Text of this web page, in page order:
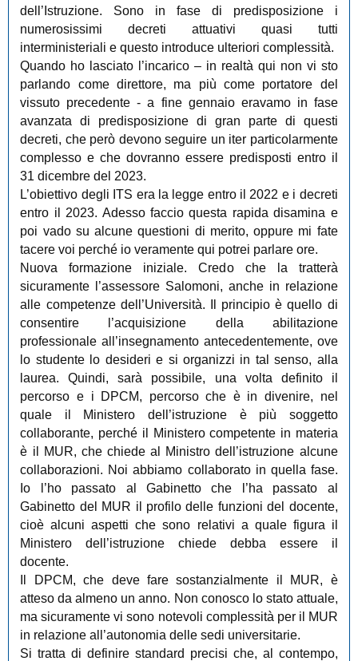
dell’Istruzione. Sono in fase di predisposizione i
numerosissimi decreti attuativi quasi tutti
interministeriali e questo introduce ulteriori complessità.
Quando ho lasciato l’incarico – in realtà qui non vi sto
parlando come direttore, ma più come portatore del
vissuto precedente - a fine gennaio eravamo in fase
avanzata di predisposizione di gran parte di questi
decreti, che però devono seguire un iter particolarmente
complesso e che dovranno essere predisposti entro il
31 dicembre del 2023.
L’obiettivo degli ITS era la legge entro il 2022 e i decreti
entro il 2023. Adesso faccio questa rapida disamina e
poi vado su alcune questioni di merito, oppure mi fate
tacere voi perché io veramente qui potrei parlare ore.
Nuova formazione iniziale. Credo che la tratterà
sicuramente l’assessore Salomoni, anche in relazione
alle competenze dell’Università. Il principio è quello di
consentire l’acquisizione della abilitazione
professionale all’insegnamento antecedentemente, ove
lo studente lo desideri e si organizzi in tal senso, alla
laurea. Quindi, sarà possibile, una volta definito il
percorso e i DPCM, percorso che è in divenire, nel
quale il Ministero dell’istruzione è più soggetto
collaborante, perché il Ministero competente in materia
è il MUR, che chiede al Ministro dell’istruzione alcune
collaborazioni. Noi abbiamo collaborato in quella fase.
Io l’ho passato al Gabinetto che l’ha passato al
Gabinetto del MUR il profilo delle funzioni del docente,
cioè alcuni aspetti che sono relativi a quale figura il
Ministero dell’istruzione chiede debba essere il
docente.
Il DPCM, che deve fare sostanzialmente il MUR, è
atteso da almeno un anno. Non conosco lo stato attuale,
ma sicuramente vi sono notevoli complessità per il MUR
in relazione all’autonomia delle sedi universitarie.
Si tratta di definire standard precisi che, al contempo,